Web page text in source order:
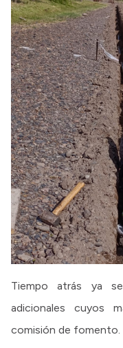
Tiempo atrás ya
adicionales cuyos
comisión de fomento.